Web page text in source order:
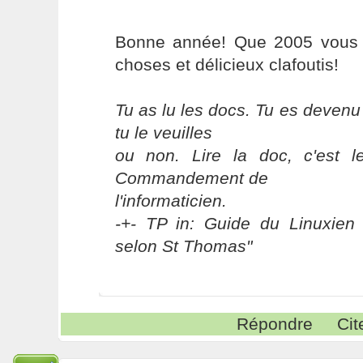
Bonne année! Que 2005
choses et délicieux clafoutis!
Tu as lu les docs. Tu es
tu le veuilles
ou non. Lire la doc, c'est
Commandement de
l'informaticien.
-+- TP in: Guide du Linuxien
selon St Thomas"
Répondre